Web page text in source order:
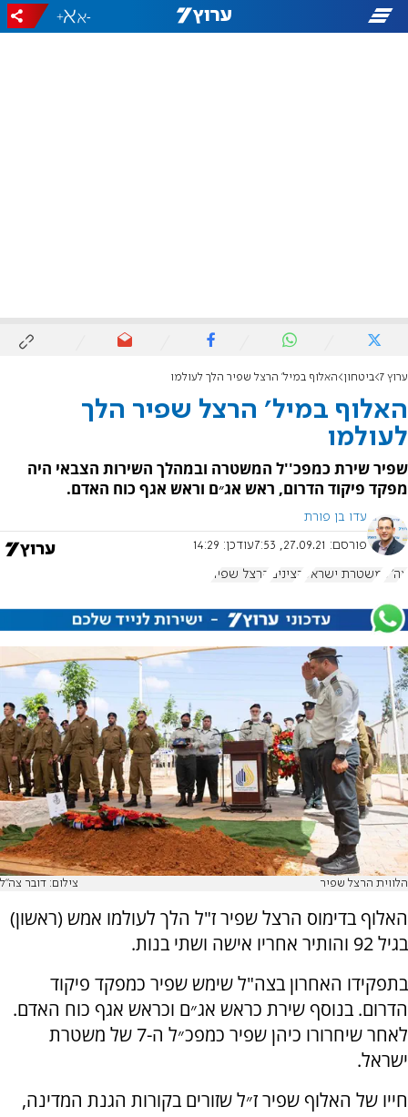
-
+
ערוץ 7 ביטחון האלוף במיל' הרצל שפיר הלך לעולמו
האלוף במיל' הרצל שפיר הלך
לעולמו
שפיר שירת כמפכ''ל המשטרה ובמהלך השירות הצבאי היה
מפקד פיקוד הדרום, ראש אג״ם וראש אגף כוח האדם.
עדו בן פורת
פורסם: 27.09.21, 7:53 עודכן: 14:29
צה"ל משטרת ישראל קצינים הרצל שפיר
הלווית הרצל שפיר צילום: דובר צה״ל
האלוף בדימוס הרצל שפיר ז"ל הלך לעולמו אמש (ראשון)
בגיל 92 והותיר אחריו אישה ושתי בנות.
בתפקידו האחרון בצה"ל שימש שפיר כמפקד פיקוד
הדרום. בנוסף שירת כראש אג״ם וכראש אגף כוח האדם.
לאחר שיחרורו כיהן שפיר כמפכ״ל ה-7 של משטרת
ישראל.
חייו של האלוף שפיר ז״ל שזורים בקורות הגנת המדינה,